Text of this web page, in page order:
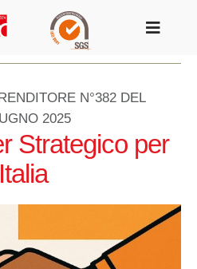
Toggle
N°382 DEL
2025
Strategico per